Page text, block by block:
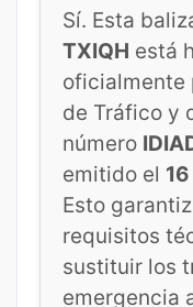
Sí. Esta
TXIQH está
oficialmente
de Tráfico y
número
emitido el
Esto
requisitos
sustituir los
emergencia